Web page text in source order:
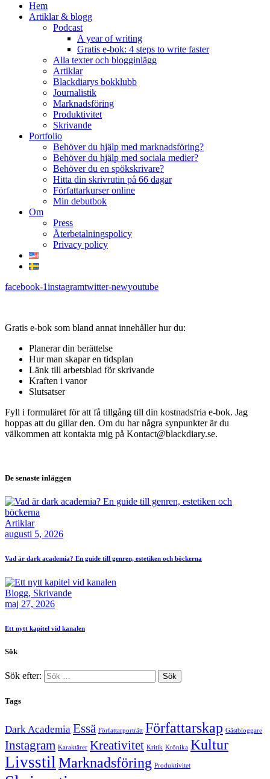
Hem
Artiklar & blogg
Podcast
A year of writing
Gratis e-bok: 4 steps to write faster
Alla texter och blogginlägg
Artiklar
Blackdiarys bokklubb
Journalistik
Marknadsföring
Produktivitet
Skrivande
Portfolio
Behöver du hjälp med marknadsföring?
Behöver du hjälp med sociala medier?
Behöver du en spökskrivare?
Hitta din skrivrutin på 66 dagar
Författarkurser online
Min debutbok
Om
Press
Återbetalningspolicy
Privacy policy
facebook-1instagramtwitter-newyoutube
Gratis e-bok som bland annat innehåller hur du:
Planerar din berättelse
Hur man skapar en tidsplan
Länk till arbetsblad för skrivande
Kraften i vanor
Slutsatser
Fyll i formuläret för att få tillgång till din kostnadsfria e-bok. Jag
hoppas att du gillar den. Om du har några synpunkter är du
välkommen att kontakta mig på Kontact@blackdiary.se.
De senaste inläggen
Artiklar
augusti 5, 2026
Vad är dark academia? En guide till genren, estetiken och böckerna
Blogg, Skrivande
maj 27, 2026
Ett nytt kapitel vid kanalen
Sök
Sök efter:
Tags
Dark Academia Essä Författarporträtt Författarskap Gästbloggare
Instagram Karaktärer Kreativitet Kritik Krönika Kultur
Livsstil Marknadsföring Produktivitet